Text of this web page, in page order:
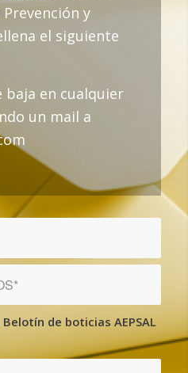
y
el siguiente
baja en cualquier
un mail a
de boticias AEPSAL